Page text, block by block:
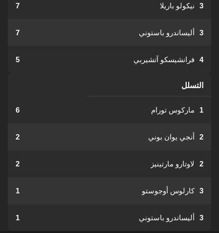
3 نيكولو باريلا 7
3 أليساندرو باستوني 7
4 فرانشيسكو آتشيربي 5
التسلل
1 ماركوس تورام 6
2 أنجي يوان بوني 2
2 لاوتارو مارتينيز 2
3 كارلوس أوجوستو 1
3 أليساندرو باستوني 1